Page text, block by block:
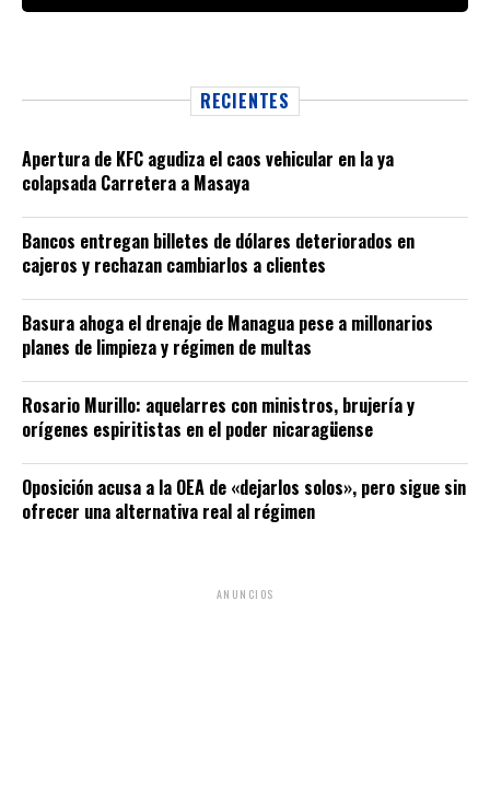
RECIENTES
Apertura de KFC agudiza el caos vehicular en la ya
colapsada Carretera a Masaya
Bancos entregan billetes de dólares deteriorados en
cajeros y rechazan cambiarlos a clientes
Basura ahoga el drenaje de Managua pese a millonarios
planes de limpieza y régimen de multas
Rosario Murillo: aquelarres con ministros, brujería y
orígenes espiritistas en el poder nicaragüense
Oposición acusa a la OEA de «dejarlos solos», pero sigue sin
ofrecer una alternativa real al régimen
ANUNCIOS